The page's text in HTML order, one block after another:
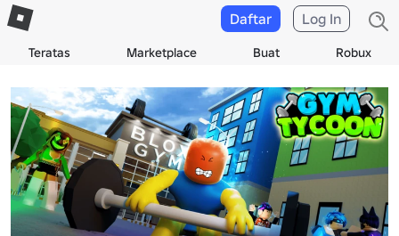
Teratas Marketplace Buat Robux
Daftar Log In